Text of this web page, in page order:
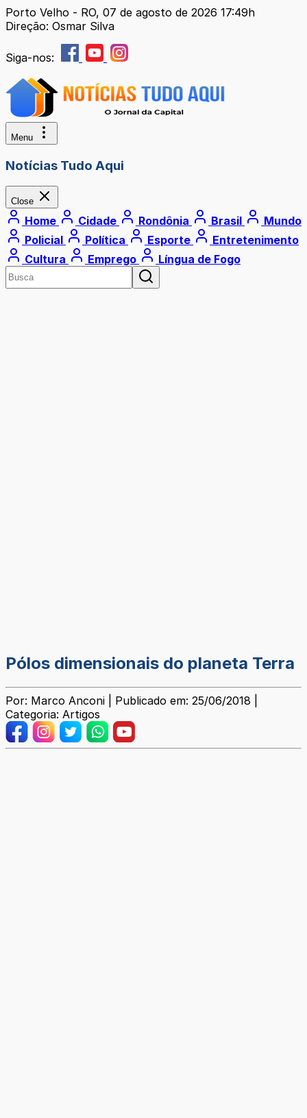
Porto Velho - RO, 07 de agosto de 2026 17:49h
Direção: Osmar Silva
Siga-nos:
Menu
Notícias Tudo Aqui
Close
Home Cidade Rondônia Brasil
Mundo
Policial
Política Esporte
Entretenimento
Cultura
Emprego Língua de Fogo
Pólos dimensionais do planeta Terra
Por: Marco Anconi | Publicado em: 25/06/2018 |
Categoria: Artigos